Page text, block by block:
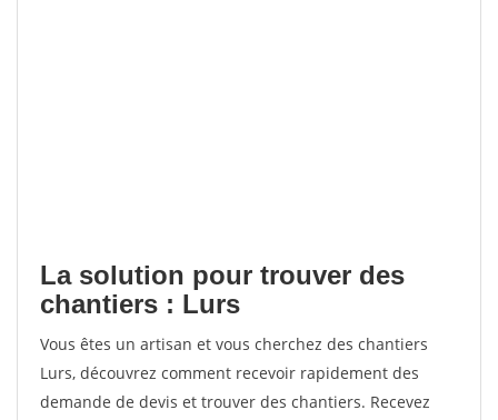
La solution pour trouver des
chantiers : Lurs
Vous êtes un artisan et vous cherchez des chantiers
Lurs, découvrez comment recevoir rapidement des
demande de devis et trouver des chantiers. Recevez